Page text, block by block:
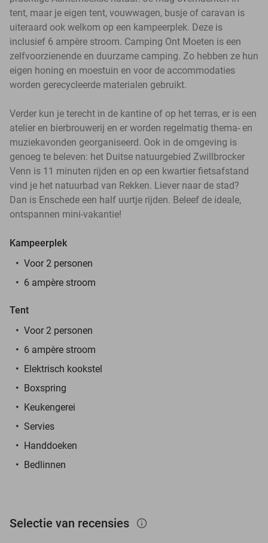
tent, maar je eigen tent, vouwwagen, busje of caravan is
uiteraard ook welkom op een kampeerplek. Deze is
inclusief 6 ampère stroom. Camping Ont Moeten is een
zelfvoorzienende en duurzame camping. Zo hebben ze hun
eigen honing en moestuin en voor de accommodaties
worden gerecycleerde materialen gebruikt.
Verder kun je terecht in de kantine of op het terras, er is een
atelier en bierbrouwerij en er worden regelmatig thema- en
muziekavonden georganiseerd. Ook in de omgeving is
genoeg te beleven: het Duitse natuurgebied Zwillbrocker
Venn is 11 minuten rijden en op een kwartier fietsafstand
vind je het natuurbad van Rekken. Liever naar de stad?
Dan is Enschede een half uurtje rijden. Beleef de ideale,
ontspannen mini-vakantie!
Kampeerplek
Voor 2 personen
6 ampère stroom
Tent
Voor 2 personen
6 ampère stroom
Elektrisch kookstel
Boxspring
Keukengerei
Servies
Handdoeken
Bedlinnen
Selectie van recensies info_outlined